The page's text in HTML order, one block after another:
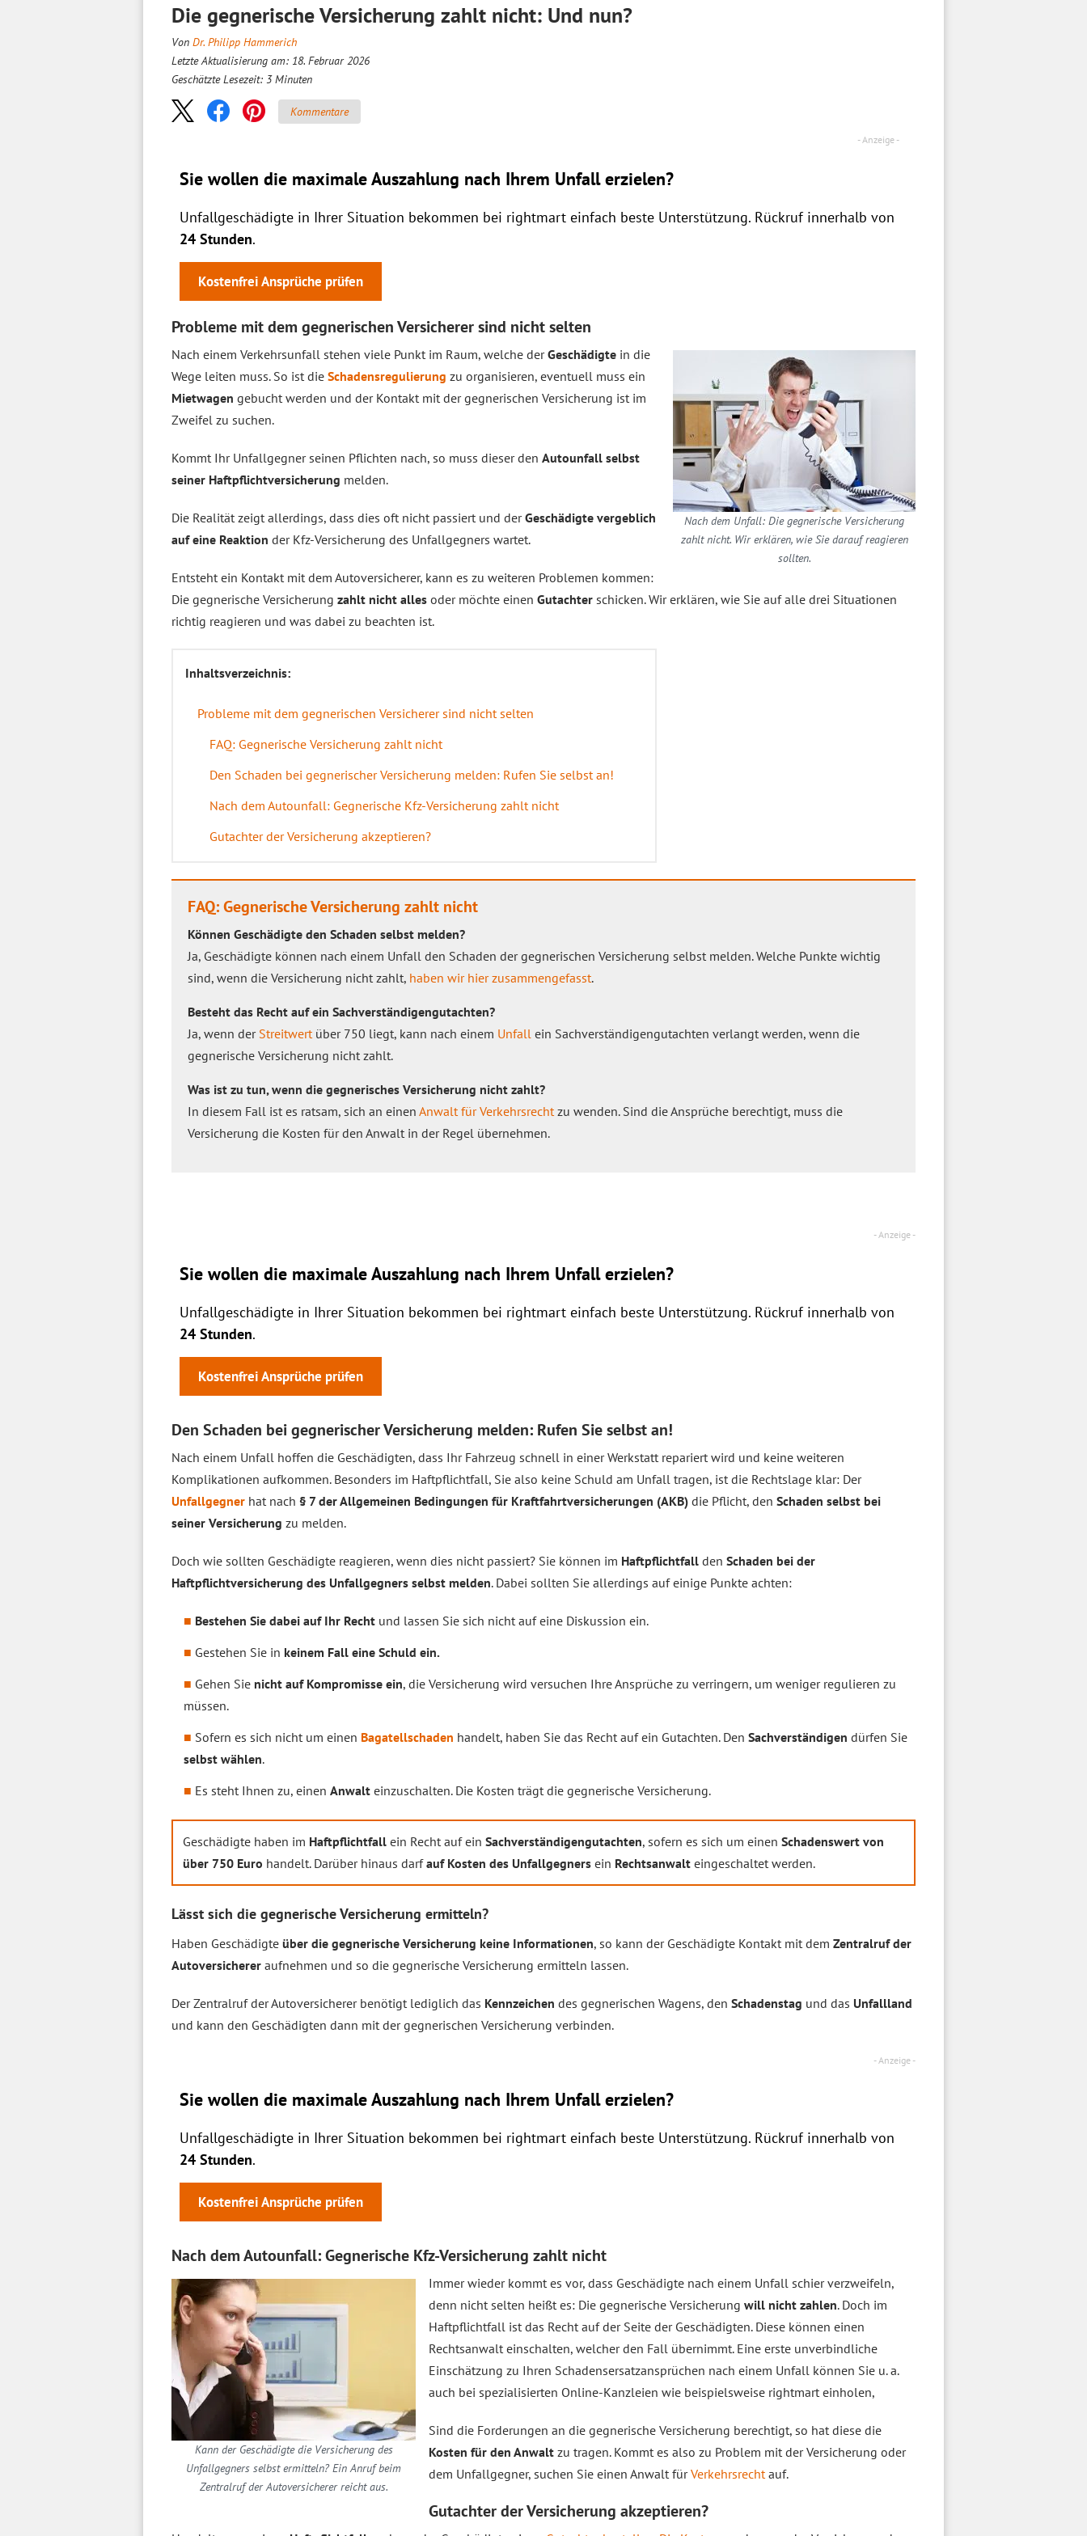
Die gegnerische Versicherung zahlt nicht: Und nun?
Von Dr. Philipp Hammerich
Letzte Aktualisierung am: 18. Februar 2026
Geschätzte Lesezeit: 3 Minuten
Kommentare
Sie wollen die maximale Auszahlung nach Ihrem Unfall erzielen?
Unfallgeschädigte in Ihrer Situation bekommen bei rightmart einfach beste Unterstützung. Rückruf innerhalb von
24 Stunden.
Kostenfrei Ansprüche prüfen
Probleme mit dem gegnerischen Versicherer sind nicht selten
Nach dem Unfall: Die gegnerische Versicherung
zahlt nicht. Wir erklären, wie Sie darauf reagieren
sollten.
Nach einem Verkehrsunfall stehen viele Punkt im Raum, welche derGeschädigte in die
Wege leiten muss. So ist die Schadensregulierung zu organisieren, eventuell muss ein
Mietwagen gebucht werden und der Kontakt mit der gegnerischen Versicherung ist im
Zweifel zu suchen.
Kommt Ihr Unfallgegner seinen Pflichten nach, so muss dieser den Autounfall selbst
seiner Haftpflichtversicherung melden.
Die Realität zeigt allerdings, dass dies oft nicht passiert und derGeschädigte vergeblich
auf eine Reaktion der Kfz-Versicherung des Unfallgegners wartet.
Entsteht ein Kontakt mit dem Autoversicherer, kann es zu weiteren Problemen kommen:
Die gegnerische Versicherung zahlt nicht alles oder möchte einen Gutachter schicken. Wir erklären, wie Sie auf alle drei Situationen
richtig reagieren und was dabei zu beachten ist.
Inhaltsverzeichnis:
Probleme mit dem gegnerischen Versicherer sind nicht selten
FAQ: Gegnerische Versicherung zahlt nicht
Den Schaden bei gegnerischer Versicherung melden: Rufen Sie selbst an!
Nach dem Autounfall: Gegnerische Kfz-Versicherung zahlt nicht
Gutachter der Versicherung akzeptieren?
FAQ: Gegnerische Versicherung zahlt nicht
Können Geschädigte den Schaden selbst melden?
Ja, Geschädigte können nach einem Unfall den Schaden der gegnerischen Versicherung selbst melden. Welche Punkte wichtig
sind, wenn die Versicherung nicht zahlt, haben wir hier zusammengefasst.
Besteht das Recht auf ein Sachverständigengutachten?
Ja, wenn der Streitwertüber 750 liegt, kann nach einem Unfall ein Sachverständigengutachten verlangt werden, wenn die
gegnerische Versicherung nicht zahlt.
Was ist zu tun, wenn die gegnerisches Versicherung nicht zahlt?
In diesem Fall ist es ratsam, sich an einen Anwalt für Verkehrsrechtzu wenden. Sind die Ansprüche berechtigt, muss die
Versicherung die Kosten für den Anwalt in der Regel übernehmen.
Sie wollen die maximale Auszahlung nach Ihrem Unfall erzielen?
Unfallgeschädigte in Ihrer Situation bekommen bei rightmart einfach beste Unterstützung. Rückruf innerhalb von
24 Stunden.
Kostenfrei Ansprüche prüfen
Den Schaden bei gegnerischer Versicherung melden: Rufen Sie selbst an!
Nach einem Unfall hoffen die Geschädigten, dass Ihr Fahrzeug schnell in einer Werkstatt repariert wird und keine weiteren
Komplikationen aufkommen. Besonders im Haftpflichtfall, Sie also keine Schuld am Unfall tragen, ist die Rechtslage klar: Der
Unfallgegner hat nach § 7 der Allgemeinen Bedingungen für Kraftfahrtversicherungen (AKB) die Pflicht, den Schaden selbst bei
seiner Versicherung zu melden.
Doch wie sollten Geschädigte reagieren, wenn dies nicht passiert? Sie können im Haftpflichtfall den Schaden bei der
Haftpflichtversicherung des Unfallgegners selbst melden. Dabei sollten Sie allerdings auf einige Punkte achten:
Bestehen Sie dabei auf Ihr Recht und lassen Sie sich nicht auf eine Diskussion ein.
Gestehen Sie in keinem Fall eine Schuld ein.
Gehen Sie nicht auf Kompromisse ein, die Versicherung wird versuchen Ihre Ansprüche zu verringern, um weniger regulieren zu
müssen.
Sofern es sich nicht um einen Bagatellschaden handelt, haben Sie das Recht auf ein Gutachten. Den Sachverständigen dürfen Sie
selbst wählen.
Es steht Ihnen zu, einen Anwalt einzuschalten. Die Kosten trägt die gegnerische Versicherung.
Geschädigte haben im Haftpflichtfall ein Recht auf ein Sachverständigengutachten, sofern es sich um einen Schadenswert von
über 750 Euro handelt. Darüber hinaus darfauf Kosten des Unfallgegners ein Rechtsanwalt eingeschaltet werden.
Lässt sich die gegnerische Versicherung ermitteln?
Haben Geschädigte über die gegnerische Versicherung keine Informationen, so kann der Geschädigte Kontakt mit dem Zentralruf der
Autoversicherer aufnehmen und so die gegnerische Versicherung ermitteln lassen.
Der Zentralruf der Autoversicherer benötigt lediglich das Kennzeichen des gegnerischen Wagens, den Schadenstag und das Unfallland
und kann den Geschädigten dann mit der gegnerischen Versicherung verbinden.
Sie wollen die maximale Auszahlung nach Ihrem Unfall erzielen?
Unfallgeschädigte in Ihrer Situation bekommen bei rightmart einfach beste Unterstützung. Rückruf innerhalb von
24 Stunden.
Kostenfrei Ansprüche prüfen
Nach dem Autounfall: Gegnerische Kfz-Versicherung zahlt nicht
Kann der Geschädigte die Versicherung des
Unfallgegners selbst ermitteln? Ein Anruf beim
Zentralruf der Autoversicherer reicht aus.
Immer wieder kommt es vor, dass Geschädigte nach einem Unfall schier verzweifeln,
denn nicht selten heißt es: Die gegnerische Versicherung will nicht zahlen. Doch im
Haftpflichtfall ist das Recht auf der Seite der Geschädigten. Diese können einen
Rechtsanwalt einschalten, welcher den Fall übernimmt. Eine erste unverbindliche
Einschätzung zu Ihren Schadensersatzansprüchen nach einem Unfall können Sie u. a.
auch bei spezialisierten Online-Kanzleien wie beispielsweise rightmart einholen,
Sind die Forderungen an die gegnerische Versicherung berechtigt, so hat diese die
Kosten für den Anwalt zu tragen. Kommt es also zu Problem mit der Versicherung oder
dem Unfallgegner, suchen Sie einen Anwalt fürVerkehrsrechtauf.
Gutachter der Versicherung akzeptieren?